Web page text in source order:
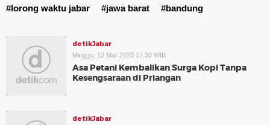
#lorong waktu jabar
#jawa barat #bandung
detikJabar
Minggu, 12 Mar 2023 17:30 WIB
Asa Petani Kembalikan Surga Kopi Tanpa
Kesengsaraan di Priangan
detikJabar